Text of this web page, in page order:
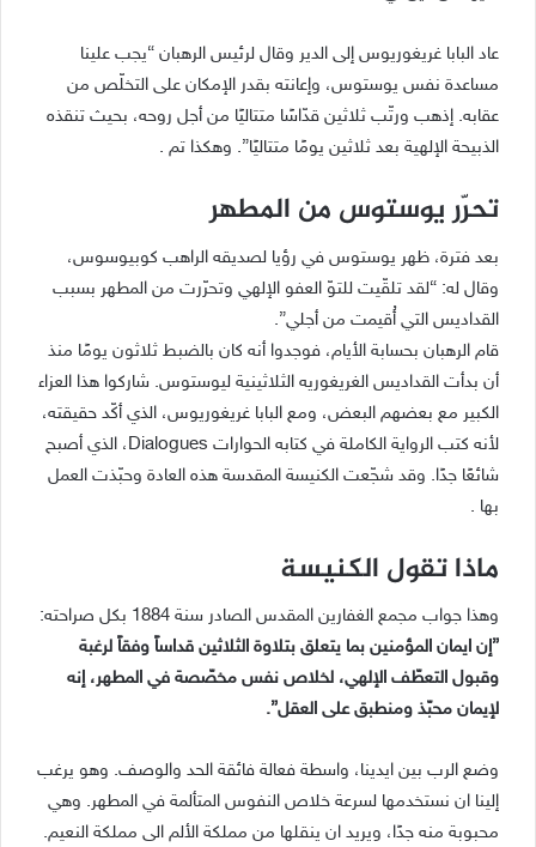
عاد البابا غريغوريوس إلى الدير وقال لرئيس الرهبان “يجب علينا
مساعدة نفس يوستوس، وإعانته بقدر الإمكان على التخلّص من
عقابه. إذهب ورتّب ثلاثين قدّاسًا متتاليًا من أجل روحه، بحيث تنقذه
الذبيحة الإلهية بعد ثلاثين يومًا متتاليًا”. وهكذا تم .
تحرّر يوستوس من المطهر
بعد فترة، ظهر يوستوس في رؤيا لصديقه الراهب كوبيوسوس،
وقال له: “لقد تلقّيت للتوّ العفو الإلهي وتحرّرت من المطهر بسبب
القداديس التي أُقيمت من أجلي”.
قام الرهبان بحسابة الأيام، فوجدوا أنه كان بالضبط ثلاثون يومًا منذ
أن بدأت القداديس الغريغوريه الثلاثينية ليوستوس. شاركوا هذا العزاء
الكبير مع بعضهم البعض، ومع البابا غريغوريوس، الذي أكّد حقيقته،
لأنه كتب الرواية الكاملة في كتابه الحوارات Dialogues، الذي أصبح
شائعًا جدًا. وقد شجّعت الكنيسة المقدسة هذه العادة وحبّذت العمل
بها .
ماذا تقول الكنيسة
وهذا جواب مجمع الغفارين المقدس الصادر سنة 1884 بكل صراحته:
”إن ايمان المؤمنين بما يتعلق بتلاوة الثلاثين قداساً وفقاً لرغبة
وقبول التعطّف الإلهي، لخلاص نفس مخصّصة في المطهر، إنه
لإيمان محبّذ ومنطبق على العقل”.
وضع الرب بين ايدينا، واسطة فعالة فائقة الحد والوصف. وهو يرغب
إلينا ان نستخدمها لسرعة خلاص النفوس المتألمة في المطهر. وهي
محبوبة منه جدًا، ويريد ان ينقلها من مملكة الألم الى مملكة النعيم.